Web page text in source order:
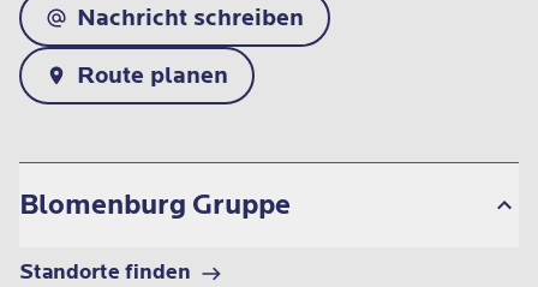
Nachricht schreiben
Route planen
Blomenburg Gruppe
Standorte finden